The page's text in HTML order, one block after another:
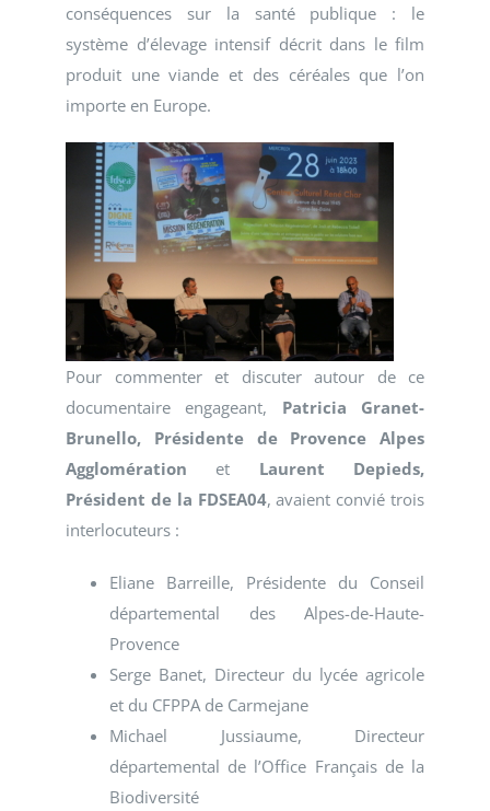
conséquences sur la santé publique : le
système d’élevage intensif décrit dans le film
produit une viande et des céréales que l’on
importe en Europe.
Pour commenter et discuter autour de ce
documentaire engageant, Patricia Granet-
Brunello, Présidente de Provence Alpes
Agglomération et Laurent Depieds,
Président de la FDSEA04, avaient convié trois
interlocuteurs :
Eliane Barreille, Présidente du Conseil
départemental des Alpes-de-Haute-
Provence
Serge Banet, Directeur du lycée agricole
et du CFPPA de Carmejane
Michael Jussiaume, Directeur
départemental de l’Office Français de la
Biodiversité